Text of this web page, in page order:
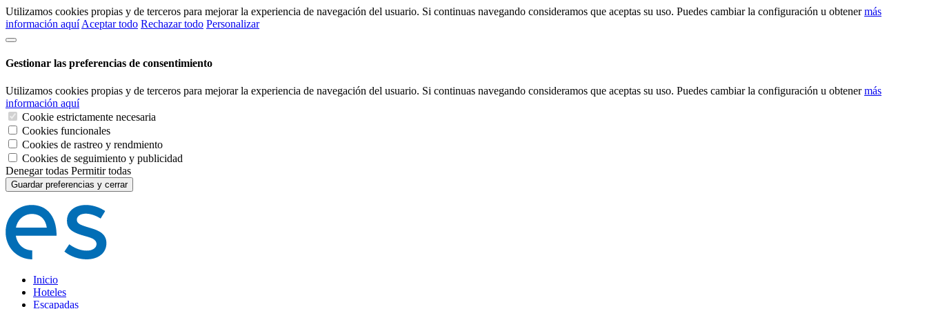
Utilizamos cookies propias y de terceros para mejorar la experiencia de navegación del usuario. Si continuas navegando consideramos que aceptas su uso. Puedes cambiar la configuración u obtenermás
información aquí Aceptar todo Rechazar todo Personalizar
Gestionar las preferencias de consentimiento
Utilizamos cookies propias y de terceros para mejorar la experiencia de navegación del usuario. Si continuas navegando consideramos que aceptas su uso. Puedes cambiar la configuración u obtenermás
información aquí
Cookie estrictamente necesaria
Cookies funcionales
Cookies de rastreo y rendmiento
Cookies de seguimiento y publicidad
Denegar todas Permitir todas
Guardar preferencias y cerrar
Inicio
Hoteles
Escapadas